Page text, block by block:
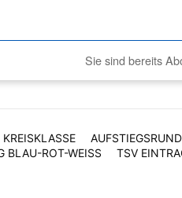
Sie sind bereits
KREISKLASSE
BLAU-ROT-WEISS
TSV